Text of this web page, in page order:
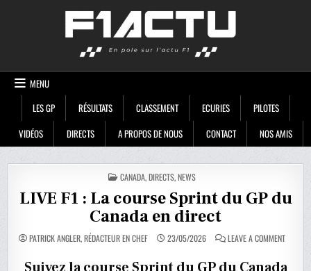
MENU
LES GP
RÉSULTATS CLASSEMENT ECURIES
PILOTES
VIDÉOS
DIRECTS A PROPOS DE NOUS CONTACT NOS AMIS
POSTED
IN
CANADA,DIRECTS,NEWS
LIVE F1 : La course Sprint du GP du
Canada en direct
PATRICK ANGLER, RÉDACTEUR EN CHEF 23/05/2026 LEAVE A COMMENTON
: